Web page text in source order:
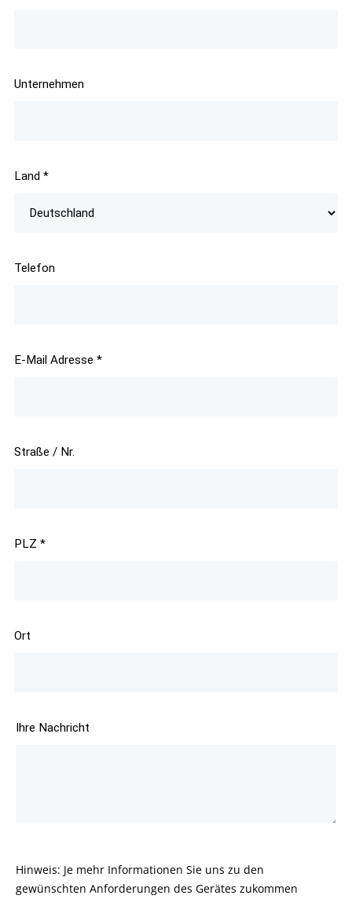
Unternehmen
Land *
Telefon
E-Mail Adresse *
Straße / Nr.
PLZ *
Ort
Ihre Nachricht
Hinweis: Je mehr Informationen Sie uns zu den
gewünschten Anforderungen des Gerätes zukommen